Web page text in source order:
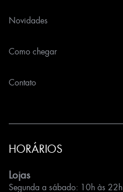
Novidades
Como chegar
Contato
HORÁRIOS
Lojas
Segunda a sábado: 10h às 22h